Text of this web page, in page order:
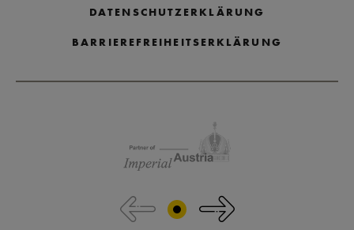
DATENSCHUTZERKLÄRUNG
BARRIEREFREIHEITSERKLÄRUNG